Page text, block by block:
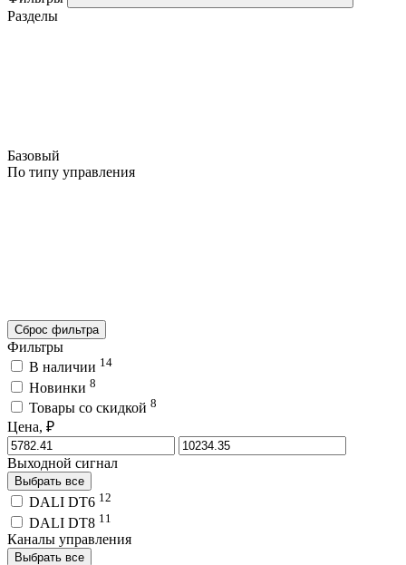
Разделы
Базовый
По типу управления
Сброс фильтра
Фильтры
В наличии 14
Новинки 8
Товары со скидкой 8
Цена, ₽
Выходной сигнал
Выбрать все
DALI DT6 12
DALI DT8 11
Каналы управления
Выбрать все